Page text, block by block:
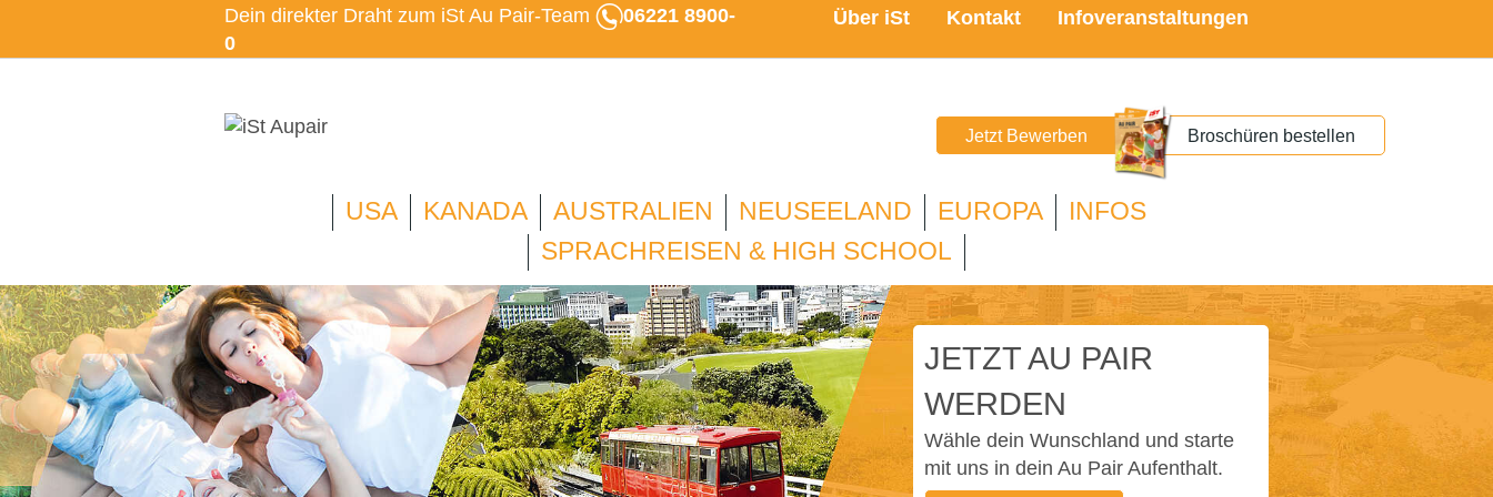
Dein direkter Draht zum iSt Au Pair-Team
06221 8900-
0
Über iSt Kontakt Infoveranstaltungen
Jetzt Bewerben Broschüren bestellen
USA KANADA AUSTRALIEN NEUSEELAND EUROPA
INFOS
SPRACHREISEN & HIGH SCHOOL
JETZT AU PAIR
WERDEN
Wähle dein Wunschland und starte
mit uns in dein Au Pair Aufenthalt.